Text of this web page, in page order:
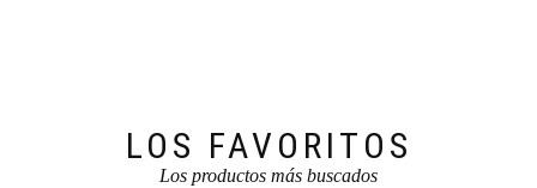
LOS FAVORITOS
Los productos más buscados